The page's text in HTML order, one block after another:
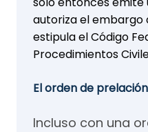
autoriza el embargo
estipula el Código
Procedimientos
El orden de
Incluso con una